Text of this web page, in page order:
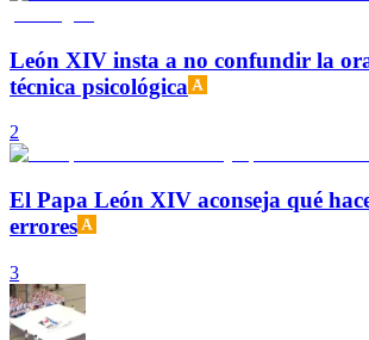
León XIV insta a no confundir la
técnica psicológica
2
El Papa León XIV aconseja qué
errores
3